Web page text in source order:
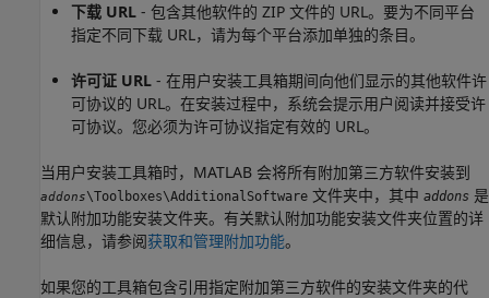
下载 URL - 包含其他软件的 ZIP 文件的 URL。要为不同平台
指定不同下载 URL，请为每个平台添加单独的条目。
许可证 URL - 在用户安装工具箱期间向他们显示的其他软件许
可协议的 URL。在安装过程中，系统会提示用户阅读并接受许
可协议。您必须为许可协议指定有效的 URL。
当用户安装工具箱时，MATLAB 会将所有附加第三方软件安装到
addons\Toolboxes\AdditionalSoftware 文件夹中，其中 addons 是
默认附加功能安装文件夹。有关默认附加功能安装文件夹位置的详
细信息，请参阅获取和管理附加功能。
如果您的工具箱包含引用指定附加第三方软件的安装文件夹的代